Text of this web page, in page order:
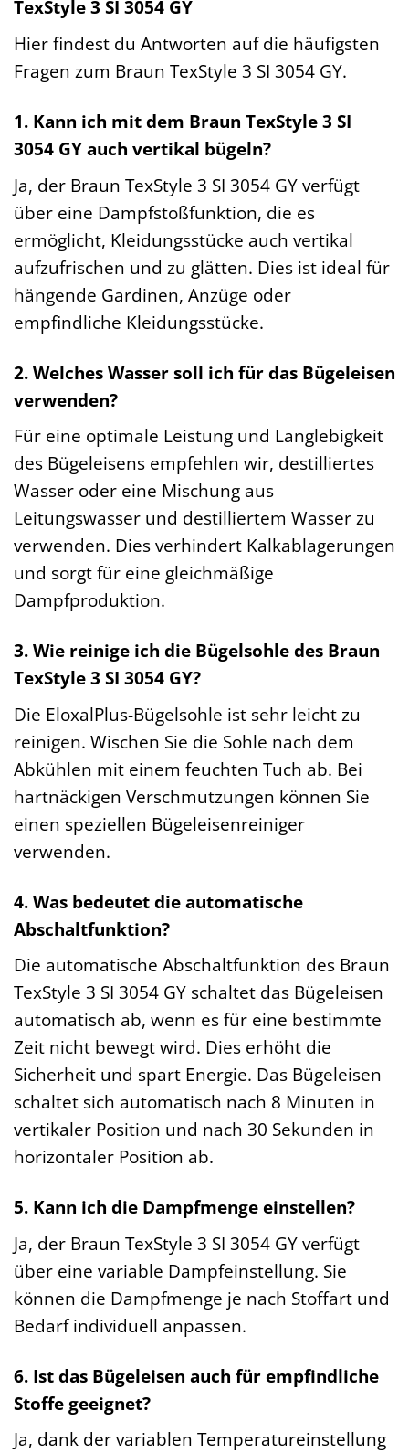
TexStyle 3 SI 3054 GY
Hier findest du Antworten auf die häufigsten
Fragen zum Braun TexStyle 3 SI 3054 GY.
1. Kann ich mit dem Braun TexStyle 3 SI
3054 GY auch vertikal bügeln?
Ja, der Braun TexStyle 3 SI 3054 GY verfügt
über eine Dampfstoßfunktion, die es
ermöglicht, Kleidungsstücke auch vertikal
aufzufrischen und zu glätten. Dies ist ideal für
hängende Gardinen, Anzüge oder
empfindliche Kleidungsstücke.
2. Welches Wasser soll ich für das Bügeleisen
verwenden?
Für eine optimale Leistung und Langlebigkeit
des Bügeleisens empfehlen wir, destilliertes
Wasser oder eine Mischung aus
Leitungswasser und destilliertem Wasser zu
verwenden. Dies verhindert Kalkablagerungen
und sorgt für eine gleichmäßige
Dampfproduktion.
3. Wie reinige ich die Bügelsohle des Braun
TexStyle 3 SI 3054 GY?
Die EloxalPlus-Bügelsohle ist sehr leicht zu
reinigen. Wischen Sie die Sohle nach dem
Abkühlen mit einem feuchten Tuch ab. Bei
hartnäckigen Verschmutzungen können Sie
einen speziellen Bügeleisenreiniger
verwenden.
4. Was bedeutet die automatische
Abschaltfunktion?
Die automatische Abschaltfunktion des Braun
TexStyle 3 SI 3054 GY schaltet das Bügeleisen
automatisch ab, wenn es für eine bestimmte
Zeit nicht bewegt wird. Dies erhöht die
Sicherheit und spart Energie. Das Bügeleisen
schaltet sich automatisch nach 8 Minuten in
vertikaler Position und nach 30 Sekunden in
horizontaler Position ab.
5. Kann ich die Dampfmenge einstellen?
Ja, der Braun TexStyle 3 SI 3054 GY verfügt
über eine variable Dampfeinstellung. Sie
können die Dampfmenge je nach Stoffart und
Bedarf individuell anpassen.
6. Ist das Bügeleisen auch für empfindliche
Stoffe geeignet?
Ja, dank der variablen Temperatureinstellung